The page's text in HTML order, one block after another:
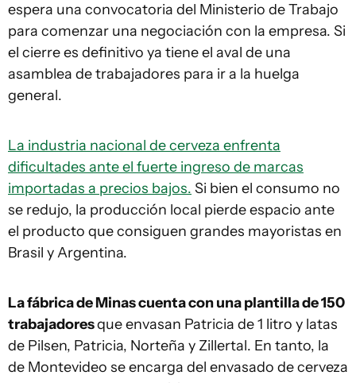
espera una convocatoria del Ministerio de Trabajo
para comenzar una negociación con la empresa. Si
el cierre es definitivo ya tiene el aval de una
asamblea de trabajadores para ir a la huelga
general.
La industria nacional de cerveza enfrenta
dificultades ante el fuerte ingreso de marcas
importadas a precios bajos. Si bien el consumo no
se redujo, la producción local pierde espacio ante
el producto que consiguen grandes mayoristas en
Brasil y Argentina.
La fábrica de Minas cuenta con una plantilla de 150
trabajadoresque envasan Patricia de 1 litro y latas
de Pilsen, Patricia, Norteña y Zillertal. En tanto, la
de Montevideo se encarga del envasado de cerveza